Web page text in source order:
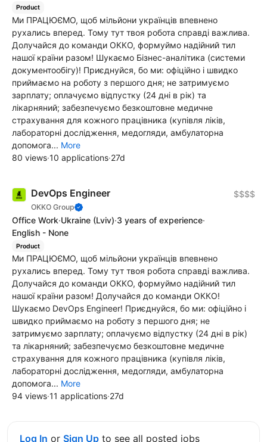
Product
Ми ПРАЦЮЄМО, щоб мільйони українців впевнено
рухались вперед. Тому тут твоя робота справді важлива.
Долучайся до команди ОККО, формуймо надійний тил
нашої країни разом! Шукаємо Бізнес-аналітика (системи
документообігу)! Приєднуйся, бо ми: офіційно і швидко
приймаємо на роботу з першого дня; не затримуємо
зарплату; оплачуємо відпустку (24 дні в рік) та
лікарняний; забезпечуємо безкоштовне медичне
страхування для кожного працівника (купівля ліків,
лабораторні дослідження, медогляди, амбулаторна
допомога... More
80 views·10 applications·27d
DevOps Engineer
OKKO Group
$$$$
Office Work·Ukraine (Lviv)·3 years of experience·
English - None
Product
Ми ПРАЦЮЄМО, щоб мільйони українців впевнено
рухались вперед. Тому тут твоя робота справді важлива.
Долучайся до команди ОККО, формуймо надійний тил
нашої країни разом! Долучайся до команди ОККО!
Шукаємо DevOps Engineer! Приєднуйся, бо ми: офіційно і
швидко приймаємо на роботу з першого дня; не
затримуємо зарплату; оплачуємо відпустку (24 дні в рік)
та лікарняний; забезпечуємо безкоштовне медичне
страхування для кожного працівника (купівля ліків,
лабораторні дослідження, медогляди, амбулаторна
допомога... More
94 views·11 applications·27d
Log In or Sign Up to see all posted jobs